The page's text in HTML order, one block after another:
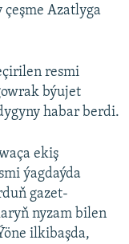
çeşme Azatlyga
resmi
býujet
habar berdi.
ekiş
ýagdaýda
gazet-
nyzam bilen
ilkibaşda,